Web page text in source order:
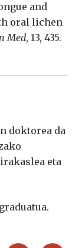
and
oral lichen
Med, 13, 435.
doktorea da
eta